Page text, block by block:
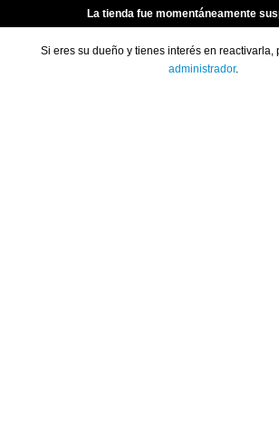
La tienda fue momentáneamente
Si eres su dueño y tienes interés en reactivarla,
administrador.